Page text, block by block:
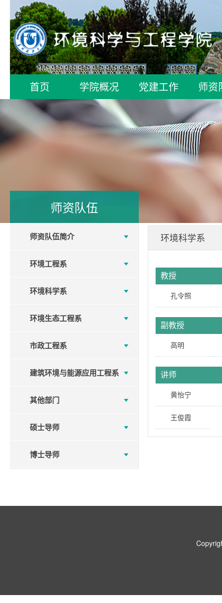
首页 学院概况 党建工作 师资
师资队伍
师资队伍简介
环境工程系
环境科学系
环境生态工程系
市政工程系
建筑环境与能源应用工程系
其他部门
硕士导师
博士导师
环境科学系
教授
孔令照
副教授
高明
讲师
黄怡宁
王俊霞